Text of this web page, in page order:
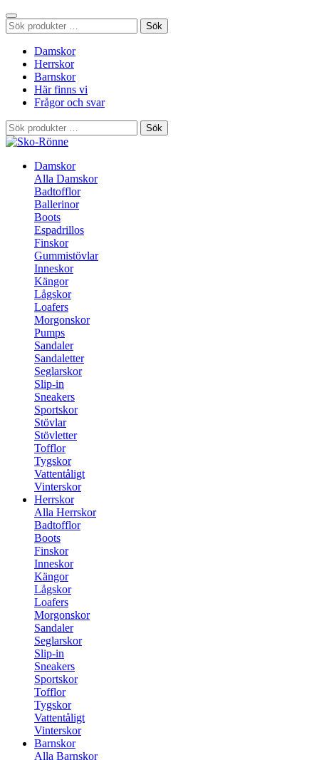
Sök
efter:
Sök
Damskor
Herrskor
Barnskor
Här finns vi
Frågor och svar
Sök
efter:
Sök
Damskor
Alla Damskor
Badtofflor
Ballerinor
Boots
Espadrillos
Finskor
Gummistövlar
Inneskor
Kängor
Lågskor
Loafers
Morgonskor
Pumps
Sandaler
Sandaletter
Seglarskor
Slip-in
Sneakers
Sportskor
Stövlar
Stövletter
Tofflor
Tygskor
Vattentåligt
Vinterskor
Herrskor
Alla Herrskor
Badtofflor
Boots
Finskor
Inneskor
Kängor
Lågskor
Loafers
Morgonskor
Sandaler
Seglarskor
Slip-in
Sneakers
Sportskor
Tofflor
Tygskor
Vattentåligt
Vinterskor
Barnskor
Alla Barnskor